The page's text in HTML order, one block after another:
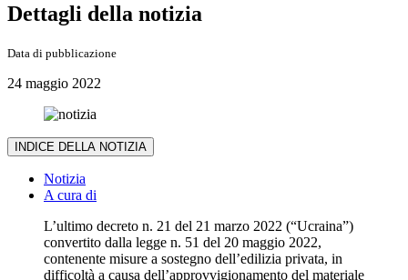
Dettagli della notizia
Data di pubblicazione
24 maggio 2022
INDICE DELLA NOTIZIA
Notizia
A cura di
L’ultimo decreto n. 21 del 21 marzo 2022 (“Ucraina”)
convertito dalla legge n. 51 del 20 maggio 2022,
contenente misure a sostegno dell’edilizia privata, in
difficoltà a causa dell’approvvigionamento del materiale